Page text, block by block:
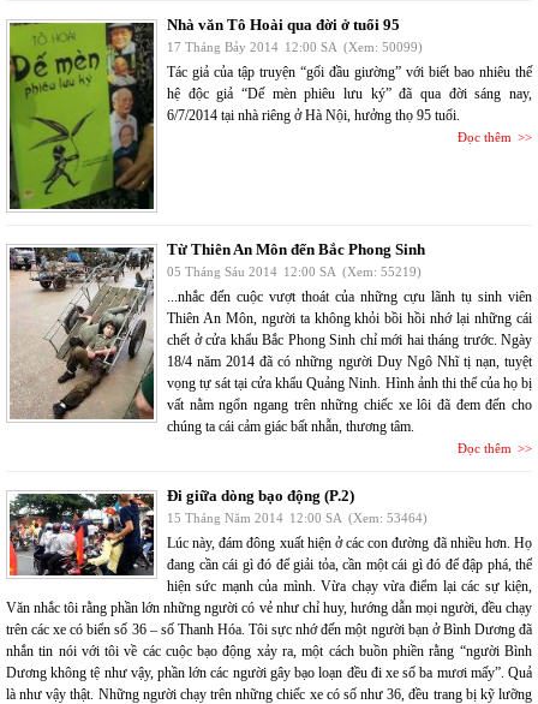
Nhà văn Tô Hoài qua đời ở tuổi 95
17 Tháng Bảy 2014 12:00 SA (Xem: 50099)
Tác giả của tập truyện “gối đầu giường” với biết bao nhiêu thế
hệ độc giả “Dế mèn phiêu lưu ký” đã qua đời sáng nay,
6/7/2014 tại nhà riêng ở Hà Nội, hưởng thọ 95 tuổi.
Đọc thêm
Từ Thiên An Môn đến Bắc Phong Sinh
05 Tháng Sáu 2014 12:00 SA (Xem: 55219)
...nhắc đến cuộc vượt thoát của những cựu lãnh tụ sinh viên
Thiên An Môn, người ta không khỏi bồi hồi nhớ lại những cái
chết ở cửa khẩu Bắc Phong Sinh chỉ mới hai tháng trước. Ngày
18/4 năm 2014 đã có những người Duy Ngô Nhĩ tị nạn, tuyệt
vọng tự sát tại cửa khẩu Quảng Ninh. Hình ảnh thi thể của họ bị
vất nằm ngổn ngang trên những chiếc xe lôi đã đem đến cho
chúng ta cái cảm giác bất nhẫn, thương tâm.
Đọc thêm
Đi giữa dòng bạo động (P.2)
15 Tháng Năm 2014 12:00 SA (Xem: 53464)
Lúc này, đám đông xuất hiện ở các con đường đã nhiều hơn. Họ
đang cần cái gì đó để giải tỏa, cần một cái gì đó để đập phá, thể
hiện sức mạnh của mình. Vừa chạy vừa điểm lại các sự kiện,
Văn nhắc tôi rằng phần lớn những người có vẻ như chỉ huy, hướng dẫn mọi người, đều chạy
trên các xe có biển số 36 – số Thanh Hóa. Tôi sực nhớ đến một người bạn ở Bình Dương đã
nhắn tin nói với tôi về các cuộc bạo động xảy ra, một cách buồn phiền rằng “người Bình
Dương không tệ như vậy, phần lớn các người gây bạo loạn đều đi xe số ba mươi mấy”. Quả
là như vậy thật. Những người chạy trên những chiếc xe có số như 36, đều trang bị kỹ lưỡng